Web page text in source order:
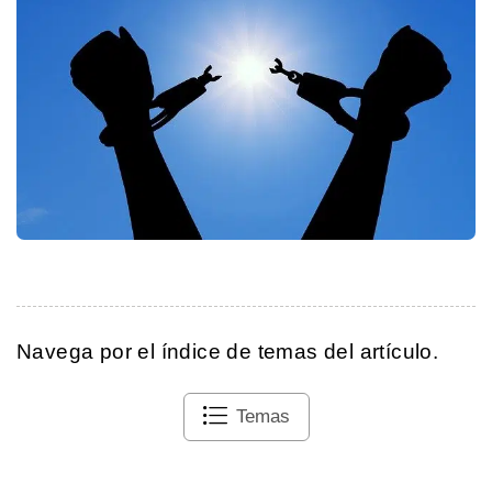
Navega por el índice de temas del artículo.
Temas